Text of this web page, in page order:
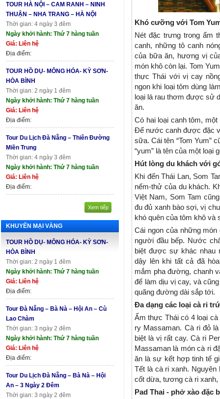
TOUR HÀ NỘI – CAM RANH – NINH
THUẬN – NHA TRANG – HÀ NỘI
Thời gian: 4 ngày 3 đêm
Ngày khởi hành: Thứ 7 hàng tuần
Giá: Liên hệ
Địa điểm:
TOUR HỒ DỤ- MÔNG HÓA- KỲ SƠN-
HÒA BÌNH
Thời gian: 2 ngày 1 đêm
Ngày khởi hành: Thứ 7 hàng tuần
Giá: Liên hệ
Địa điểm:
Tour Du Lịch Đà Nẵng – Thiên Đường
Miền Trung
Thời gian: 4 ngày 3 đêm
Ngày khởi hành: Thứ 7 hàng tuần
Giá: Liên hệ
Địa điểm:
Xem tiếp
KHUYẾN MẠI VÀNG
TOUR HỒ DỤ- MÔNG HÓA- KỲ SƠN-
HÒA BÌNH
Thời gian: 2 ngày 1 đêm
Ngày khởi hành: Thứ 7 hàng tuần
Giá: Liên hệ
Địa điểm:
Tour Đà Nẵng – Bà Nà – Hội An – Cù
Lao Chàm
Thời gian: 3 ngày 2 đêm
Ngày khởi hành: Thứ 7 hàng tuần
Giá: Liên hệ
Địa điểm:
Tour Du Lịch Đà Nẵng – Bà Nà – Hội
An – 3 Ngày 2 Đêm
Thời gian: 3 ngày 2 đêm
Khó cưỡng với Tom
Nét đặc trưng trong ẩm
canh, những tô canh
của bữa ăn, hương vị
món khô còn lại. Tom
thực Thái với vị cay
ngon khi loại tôm dùng
loại lá rau thơm được sử
ăn.
Có hai loại canh tôm,
Để nước canh được đặc
sữa. Cái tên “Tom Yum”
“yum” là tên của một loại
Hút lòng du khách với
Khi đến Thái Lan, Som
nếm-thử của du khách.
Việt Nam, Som Tam
đu đủ xanh bào sợi, vị
khó quên của tôm khô và
Cái ngon của những
người đầu bếp. Nước
biệt được sự khác nhau
dậy lên khi tất cả đã
mắm pha đường, chanh
để làm dịu vị cay, và
quãng đường dài sắp tới.
Đa dạng các loại cà ri
Ẩm thực Thái có 4 loại
ry Massaman. Cà ri đỏ
biệt là vị rất cay. Cà ri
Massaman là món cà ri
ăn là sự kết hợp tinh tế
Tết là cà ri xanh.
cốt dừa, tương cà ri xanh,
Pad Thai - phở xào đặc